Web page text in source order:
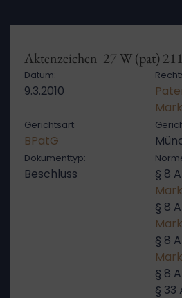
Aktenzeichen 27 W (pat)
Datum:
9.3.2010
Gerichtsart:
BPatG
Dokumenttyp:
Beschluss
§ 8
§ 8
§ 8
§ 8
§ 33